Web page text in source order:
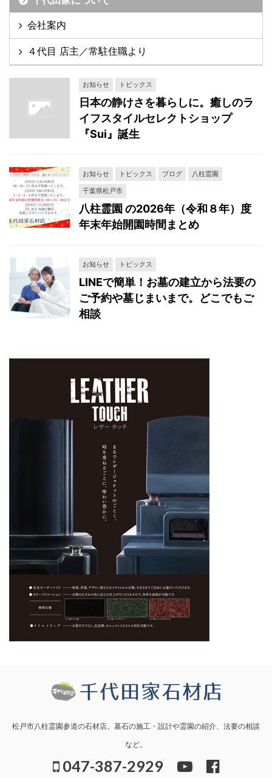
会社案内
４代目 店主／常駐住職より
お知らせ トピックス
日本の静けさを暮らしに。癒しのラ
イフスタイルセレクトショップ
『Sui』誕生
お知らせ トピックス ブログ
八柱霊園
千葉県松戸市
八柱霊園 の2026年（令和８年）度
年末年始開園時間まとめ
お知らせ トピックス
LINEで簡単！お墓の建立から法要の
ご予約や墓じまいまで。どこでもご
相談
松戸市八柱霊園参道の石材店。墓石の施工・設計や霊園の紹介、法要の相談
など。
047-387-2929